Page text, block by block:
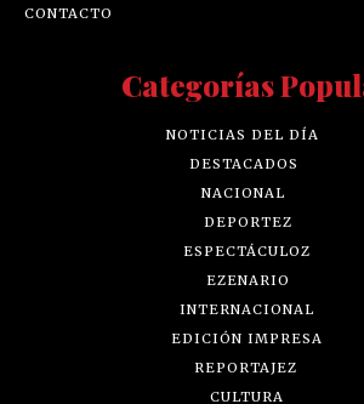
CONTACTO
Categorías
NOTICIAS DEL DÍA
DESTACADOS
NACIONAL
DEPORTEZ
ESPECTÁCULOZ
EZENARIO
INTERNACIONAL
EDICIÓN IMPRESA
REPORTAJEZ
CULTURA